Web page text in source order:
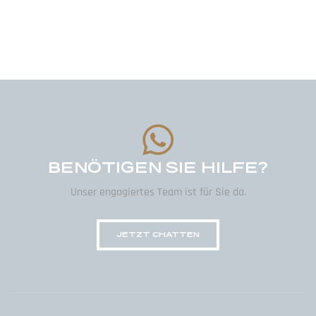
BENÖTIGEN SIE HILFE?
Unser engagiertes Team ist für Sie da.
JETZT CHATTEN